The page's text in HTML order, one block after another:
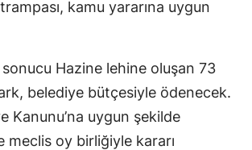
kamu yararına uygun
Hazine lehine oluşan 73
belediye bütçesiyle ödenecek.
Kanunu’na uygun şekilde
meclis oy birliğiyle kararı